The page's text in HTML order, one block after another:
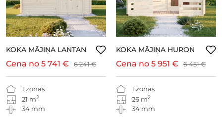
KOKA MĀJIŅA LANTAN
1 zonas
21 m2
34 mm
Cena no 5 741 € 6 241 €
KOKA MĀJIŅA HURON
1 zonas
26 m2
34 mm
Cena no 5 951 € 6 451 €